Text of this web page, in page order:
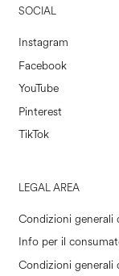
SOCIAL
Instagram
Facebook
YouTube
Pinterest
TikTok
LEGAL AREA
Condizioni generali
Info per il
Condizioni generali